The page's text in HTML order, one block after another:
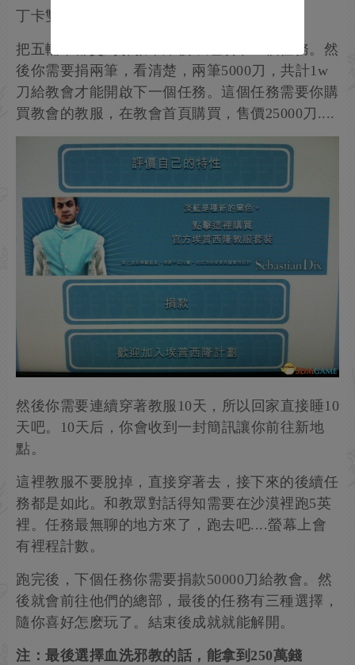
丁卡雙T - Dinka Double-T
把五輛車都交到邪教車庫後，繼續下一個任務。然
後你需要捐兩筆，看清楚，兩筆5000刀，共計1w
刀給教會才能開啟下一個任務。這個任務需要你購
買教會的教服，在教會首頁購買，售價25000刀....
然後你需要連續穿著教服10天，所以回家直接睡10
天吧。10天后，你會收到一封簡訊讓你前往新地
點。
這裡教服不要脫掉，直接穿著去，接下來的後續任
務都是如此。和教眾對話得知需要在沙漠裡跑5英
裡。任務最無聊的地方來了，跑去吧....螢幕上會
有裡程計數。
跑完後，下個任務你需要捐款50000刀給教會。然
後就會前往他們的總部，最後的任務有三種選擇，
隨你喜好怎麽玩了。結束後成就就能解開。
注：最後選擇血洗邪教的話，能拿到250萬錢